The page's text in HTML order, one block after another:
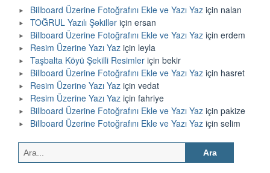
Billboard Üzerine Fotoğrafını Ekle ve Yazı Yaz için nalan
TOĞRUL Yazılı Şəkillər için ersan
Billboard Üzerine Fotoğrafını Ekle ve Yazı Yaz için erdem
Resim Üzerine Yazı Yaz için leyla
Taşbalta Köyü Şekilli Resimler için bekir
Billboard Üzerine Fotoğrafını Ekle ve Yazı Yaz için hasret
Resim Üzerine Yazı Yaz için vedat
Resim Üzerine Yazı Yaz için fahriye
Billboard Üzerine Fotoğrafını Ekle ve Yazı Yaz için pakize
Billboard Üzerine Fotoğrafını Ekle ve Yazı Yaz için selim
Arama: